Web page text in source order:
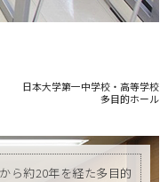
日本大学第一中学校・高等学校
多目的ホール
ら約20年を経た多目的